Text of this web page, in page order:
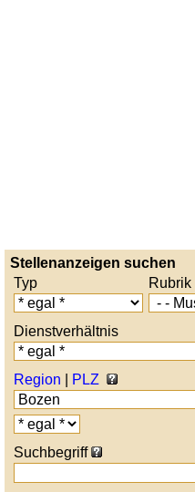
Stellenanzeigen suchen
Typ
Rubrik
Dienstverhältnis
Region
PLZ
Suchbegriff